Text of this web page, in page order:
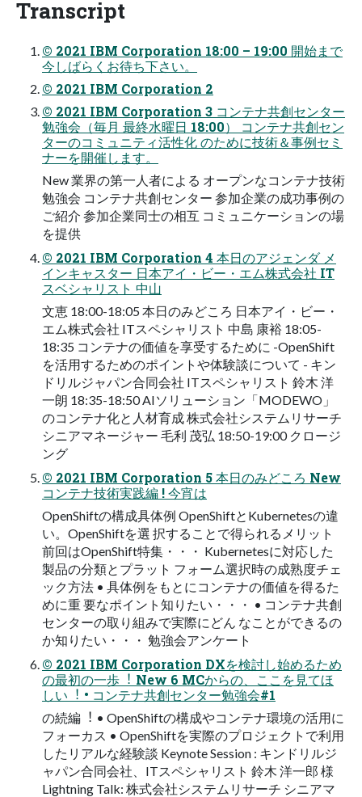
Transcript
© 2021 IBM Corporation 18:00 – 19:00 開始まで
今しばらくお待ち下さい。
© 2021 IBM Corporation 2
© 2021 IBM Corporation 3 コンテナ共創センター
勉強会（毎⽉ 最終⽔曜⽇ 18:00） コンテナ共創セン
ターのコミュニティ活性化 のために技術＆事例セミ
ナーを開催します。
New 業界の第⼀⼈者による オープンなコンテナ技術
勉強会 コンテナ共創センター 参加企業の成功事例の
ご紹介 参加企業同⼠の相互 コミュニケーションの場
を提供
© 2021 IBM Corporation 4 本⽇のアジェンダ メ
インキャスター ⽇本アイ・ビー・エム株式会社 IT
スベシャリスト 中⼭
⽂恵 18:00-18:05 本⽇のみどころ ⽇本アイ・ビー・
エム株式会社 ITスペシャリスト 中島 康裕 18:05-
18:35 コンテナの価値を享受するために -OpenShift
を活⽤するためのポイントや体験談について - キン
ドリルジャパン合同会社 ITスペシャリスト 鈴⽊ 洋
⼀朗 18:35-18:50 AIソリューション「MODEWO」
のコンテナ化と⼈材育成 株式会社システムリサーチ
シニアマネージャー ⽑利 茂弘 18:50-19:00 クロージ
ング
© 2021 IBM Corporation 5 本⽇のみどころ New
コンテナ技術実践編 ! 今宵は
OpenShiftの構成具体例 OpenShiftとKubernetesの違
い。OpenShiftを選 択することで得られるメリット
前回はOpenShift特集・・・ Kubernetesに対応した
製品の分類とプラット フォーム選択時の成熟度チェ
ック⽅法 • 具体例をもとにコンテナの価値を得るた
めに重 要なポイント知りたい・・・ • コンテナ共創
センターの取り組みで実際にどん なことができるの
か知りたい・・・ 勉強会アンケート
© 2021 IBM Corporation DXを検討し始めるため
の最初の⼀歩︕ New 6 MCからの、ここを⾒てほ
しい︕ • コンテナ共創センター勉強会#1
の続編︕ • OpenShiftの構成やコンテナ環境の活⽤に
フォーカス • OpenShiftを実際のプロジェクトで利⽤
したリアルな経験談 Keynote Session : キンドリルジ
ャパン合同会社、ITスペシャリスト 鈴⽊ 洋⼀郎 様
Lightning Talk: 株式会社システムリサーチ シニアマ